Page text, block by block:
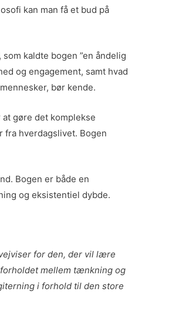
kan man få et bud på
kaldte bogen ”en åndelig
og engagement, samt hvad
bør kende.
gøre det komplekse
fra hverdagslivet. Bogen
Bogen er både en
og eksistentiel dybde.
for den, der vil lære
mellem tænkning og
i forhold til den store